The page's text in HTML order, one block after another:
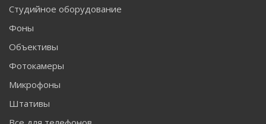
Студийное оборудование
Фоны
Объективы
Фотокамеры
Микрофоны
Штативы